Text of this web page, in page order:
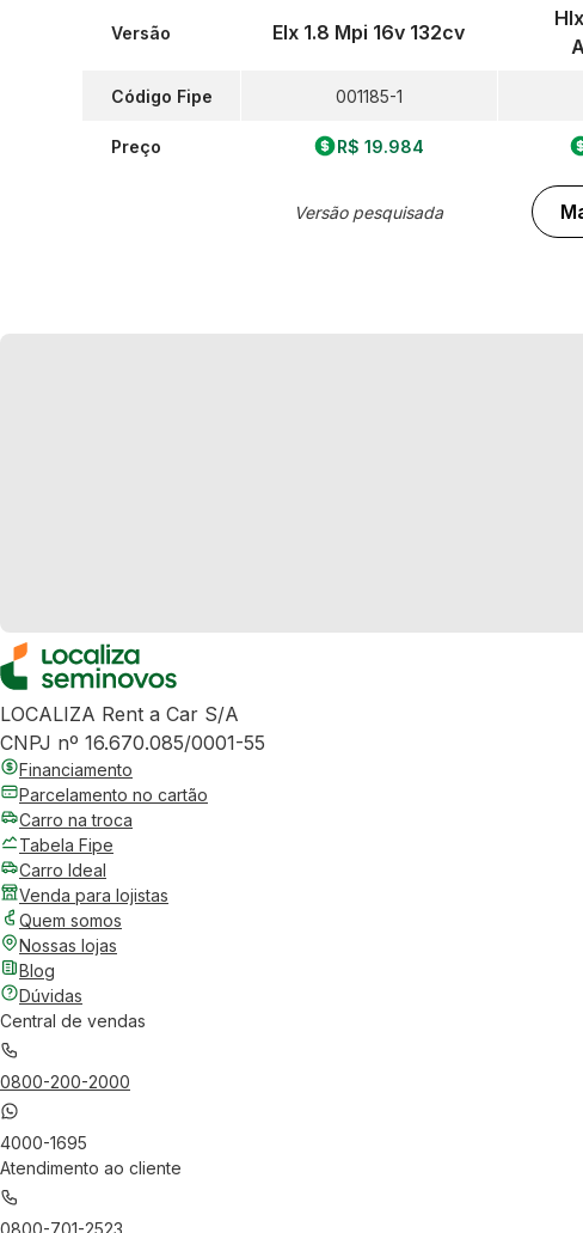
Versão
Código Fipe
Preço
Elx 1.8 Mpi 16v 132cv
001185-1
R$ 19.984
Versão pesquisada
LOCALIZA Rent a Car S/A
CNPJ nº 16.670.085/0001-55
Financiamento
Parcelamento no cartão
Carro na troca
Tabela Fipe
Carro Ideal
Venda para lojistas
Quem somos
Nossas lojas
Blog
Dúvidas
Central de vendas
0800-200-2000
4000-1695
Atendimento ao cliente
0800-701-2523